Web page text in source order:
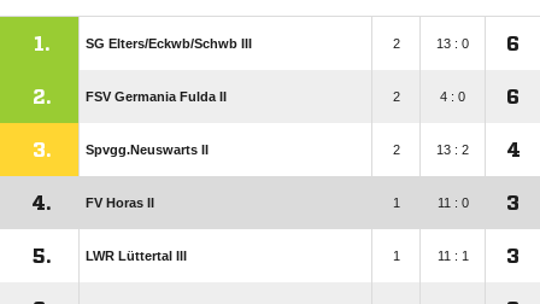
1. SG Elters/​Eckwb/​Schwb III 2 13 : 0 6
2. FSV Germania Fulda II 2 4 : 0 6
3. Spvgg.Neuswarts II 2 13 : 2 4
4. FV Horas II 1 11 : 0 3
5. LWR Lüttertal III 1 11 : 1 3